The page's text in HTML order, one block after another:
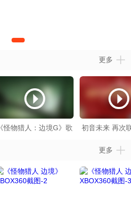
更多
《怪物猎人：边境G》歌
初音未来 再次
更多